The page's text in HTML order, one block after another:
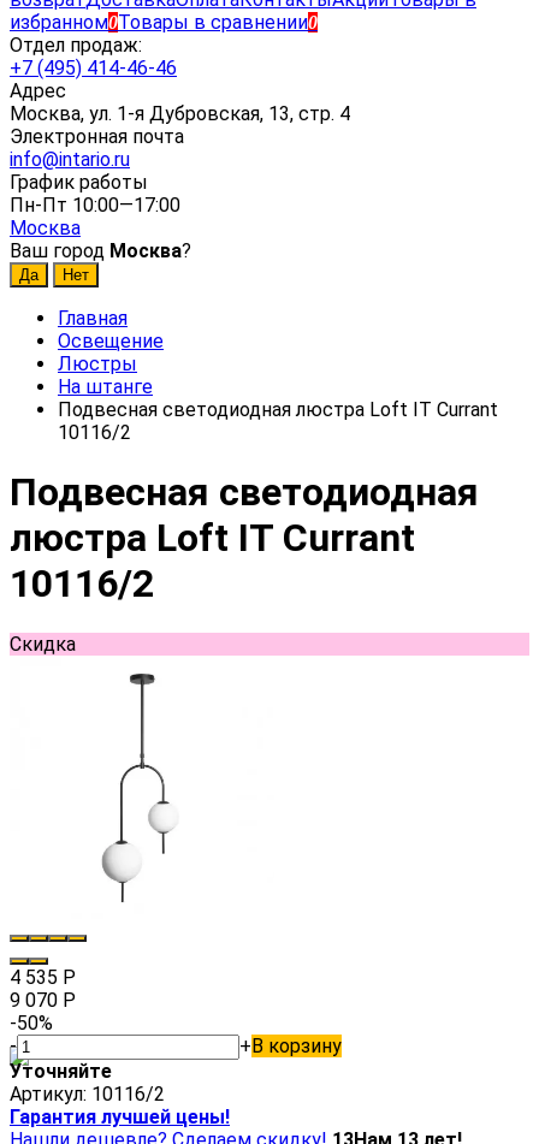
избранном0Товары в сравнении0
Отдел продаж:
+7 (495) 414-46-46
Адрес
Москва, ул. 1-я Дубровская, 13, стр. 4
Электронная почта
info@intario.ru
График работы
Пн-Пт 10:00—17:00
Москва
Ваш город Москва?
Главная
Освещение
Люстры
На штанге
Подвесная светодиодная люстра Loft IT Currant
10116/2
Подвесная светодиодная
люстра Loft IT Currant
10116/2
Скидка
4 535 Р
9 070 Р
-50%
-
+В корзину
Уточняйте
Артикул: 10116/2
Гарантия лучшей цены!